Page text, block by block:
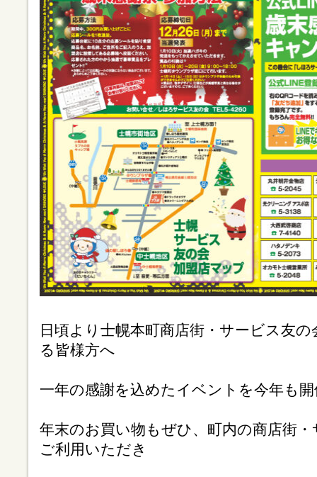
日頃より士幌本町商店街・サービス友
る皆様方へ
一年の感謝を込めたイベントを今年も
年末のお買い物もぜひ、町内の商店街
ご利用いただき